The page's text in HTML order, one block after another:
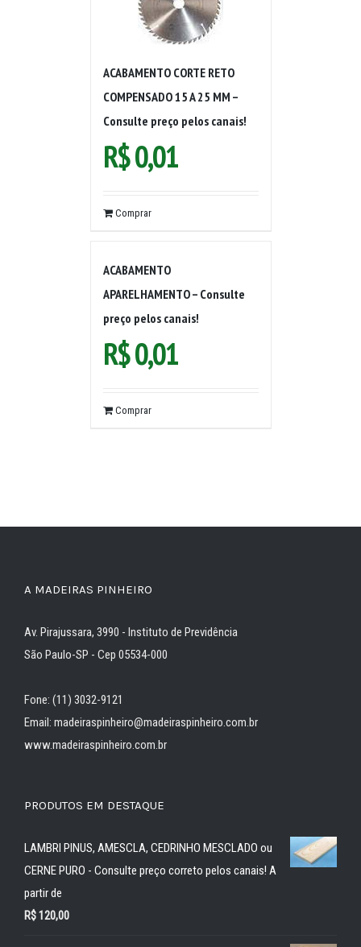
ACABAMENTO CORTE RETO
COMPENSADO 15 A 25 MM –
Consulte preço pelos canais!
R$0,01
Comprar
ACABAMENTO
APARELHAMENTO – Consulte
preço pelos canais!
R$0,01
Comprar
A MADEIRAS PINHEIRO
Av. Pirajussara, 3990 - Instituto de Previdência
São Paulo-SP - Cep 05534-000
Fone: (11) 3032-9121
Email: madeiraspinheiro@madeiraspinheiro.com.br
www.madeiraspinheiro.com.br
PRODUTOS EM DESTAQUE
LAMBRI PINUS, AMESCLA, CEDRINHO MESCLADO ou
CERNE PURO - Consulte preço correto pelos canais! A
partir de
R$120,00